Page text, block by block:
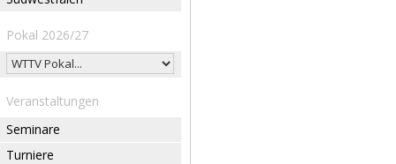
Pokal 2026/27
Veranstaltungen
Seminare
Turniere